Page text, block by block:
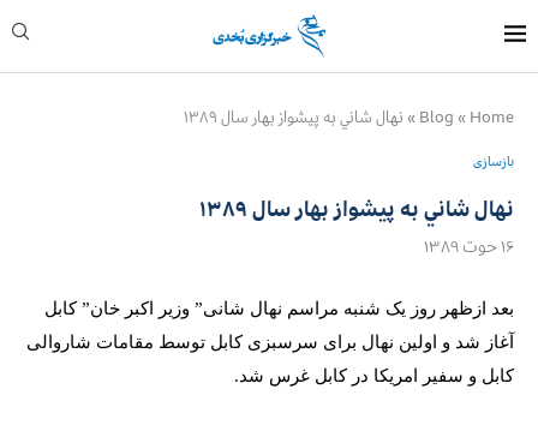
Home
»
Blog
» نهال شاني به پيشواز بهار سال ۱۳۸۹
بازسازی
نهال شاني به پيشواز بهار سال ۱۳۸۹
۱۶ حوت ۱۳۸۹
بعد ازظهر روز یک شنبه مراسم نهال شانی” وزیر اکبر خان” کابل
آغاز شد و اولین نهال برای سرسبزی کابل توسط مقامات شاروالی
کابل و سفیر امریکا در کابل غرس شد.